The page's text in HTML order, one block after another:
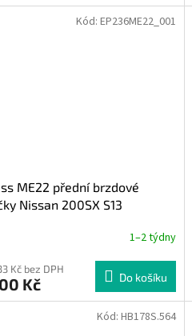
ME22 přední brzdové
Nissan 200SX S13
1–2 týdny
Kč bez DPH
Kč Do košíku
Kód: EP236ME22_001
Kód: HB178S.564